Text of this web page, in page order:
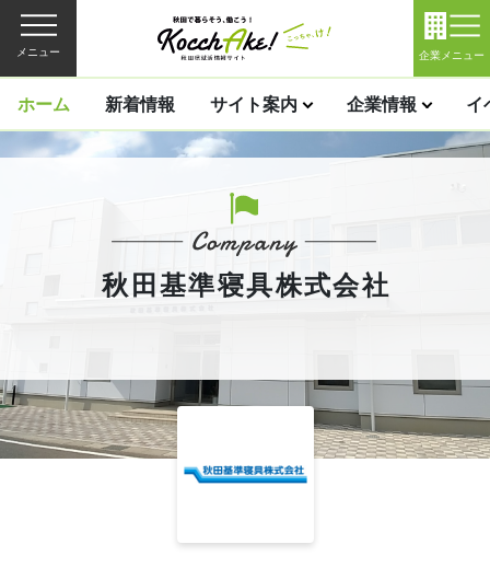
メニュー 企業メニュー
ホーム 新着情報 サイト案内 企業情報 イ
秋田基準寝具株式会社